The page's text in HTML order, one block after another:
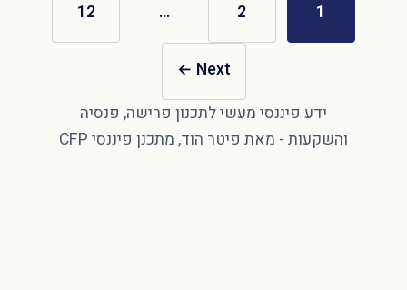
1
2
…
12
Next
←